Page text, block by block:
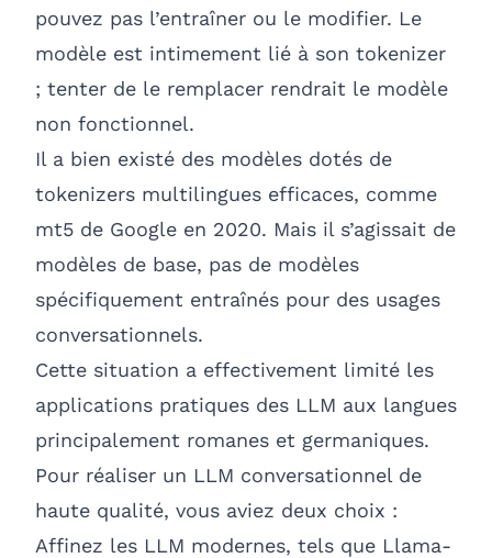
pouvez pas l’entraîner ou le modifier. Le
modèle est intimement lié à son tokenizer
; tenter de le remplacer rendrait le modèle
non fonctionnel.
Il a bien existé des modèles dotés de
tokenizers multilingues efficaces, comme
mt5 de Google en 2020. Mais il s’agissait de
modèles de base, pas de modèles
spécifiquement entraînés pour des usages
conversationnels.
Cette situation a effectivement limité les
applications pratiques des LLM aux langues
principalement romanes et germaniques.
Pour réaliser un LLM conversationnel de
haute qualité, vous aviez deux choix :
Affinez les LLM modernes, tels que Llama-